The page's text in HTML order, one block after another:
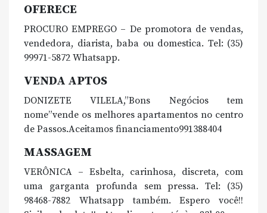
OFERECE
PROCURO EMPREGO – De promotora de vendas,
vendedora, diarista, baba ou domestica. Tel: (35)
99971-5872 Whatsapp.
VENDA APTOS
DONIZETE VILELA,”Bons Negócios tem
nome”vende os melhores apartamentos no centro
de Passos.Aceitamos financiamento991388404
MASSAGEM
VERÔNICA – Esbelta, carinhosa, discreta, com
uma garganta profunda sem pressa. Tel: (35)
98468-7882 Whatsapp também. Espero você!!